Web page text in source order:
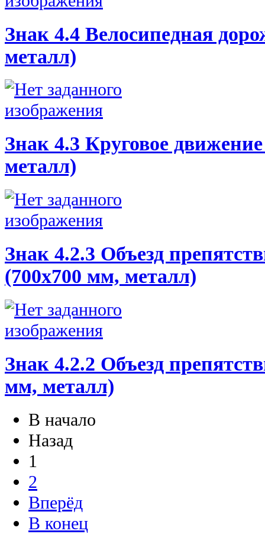
Знак 4.4 Велосипедная
металл)
Знак 4.3 Круговое
металл)
Знак 4.2.3 Объезд
(700х700 мм, металл)
Знак 4.2.2 Объезд
мм, металл)
В начало
Назад
1
2
Вперёд
В конец